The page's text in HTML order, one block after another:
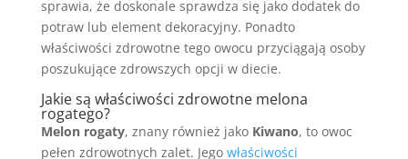
sprawia, że doskonale sprawdza się jako dodatek do
potraw lub element dekoracyjny. Ponadto
właściwości zdrowotne tego owocu przyciągają osoby
poszukujące zdrowszych opcji w diecie.
Jakie są właściwości zdrowotne melona
rogatego?
Melon rogaty, znany również jako Kiwano, to owoc
pełen zdrowotnych zalet. Jego właściwości